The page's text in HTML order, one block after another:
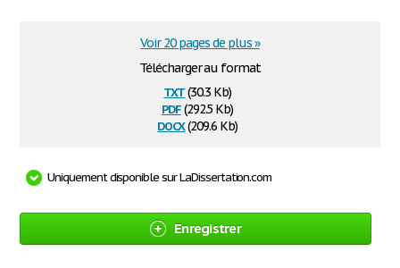
Télécharger au format
txt(30.3 Kb)
pdf(292.5 Kb)
docx(209.6 Kb)
Voir 20 pages de plus »
Uniquement disponible sur LaDissertation.com
Enregistrer